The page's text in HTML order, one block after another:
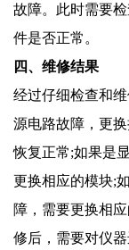
故障。此时需
件是否正常。
四、维修结果
经过仔细检查和维
源电路故障，更
恢复正常;如果是显
更换相应的模块;
障，需要更换相应
修后，需要对仪器